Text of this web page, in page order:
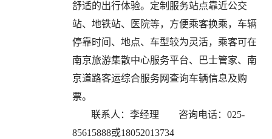
舒适的出行体验。定制服务站点靠近公交
站、地铁站、医院等，方便乘客换乘，车辆
停靠时间、地点、车型较为灵活，乘客可在
南京旅游集散中心服务平台、巴士管家、南
京道路客运综合服务网查询车辆信息及购
票。
联系人：李经理 咨询电话：025-
85615888或18052013734